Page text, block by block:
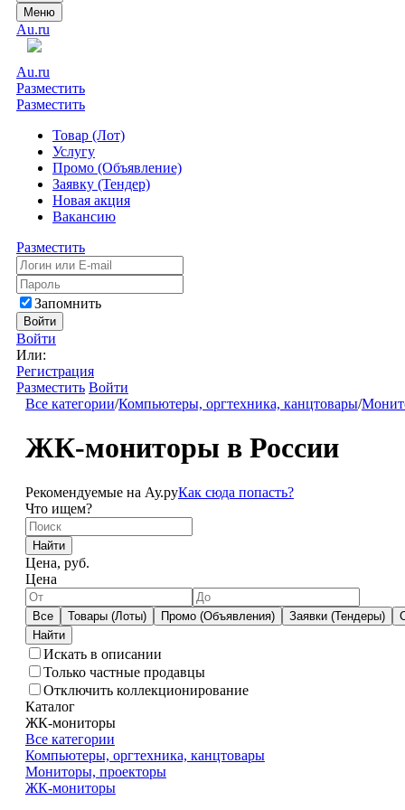
Меню
Au.ru
Au.ru
Разместить
Разместить
Товар (Лот)
Услугу
Промо (Объявление)
Заявку (Тендер)
Новая акция
Вакансию
Разместить
Запомнить
Войти
Войти
Или:
Регистрация
Разместить Войти
Все категории/Компьютеры, оргтехника, канцтовары/
ЖК-мониторы в России
Рекомендуемые на Ау.руКак сюда попасть?
Что ищем?
Найти
Цена, руб.
Цена
Все Товары (Лоты) Промо (Объявления) Заявки (Тендеры)
Искать в описании
Только частные продавцы
Отключить коллекционирование
Каталог
ЖК-мониторы
Все категории
Компьютеры, оргтехника, канцтовары
Мониторы, проекторы
ЖК-мониторы